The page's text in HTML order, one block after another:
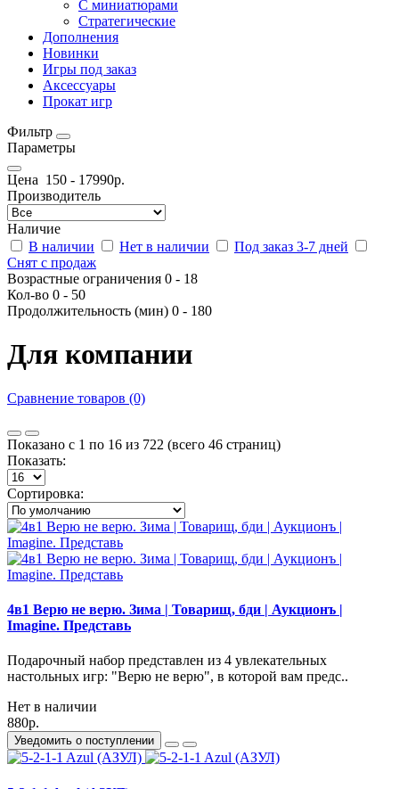
С миниатюрами
Стратегические
Дополнения
Новинки
Игры под заказ
Аксессуары
Прокат игр
Фильтр
Параметры
Цена 150 - 17990р.
Производитель
Наличие
В наличии
Нет в наличии
Под заказ 3-7 дней
Снят с продаж
Возрастные ограничения 0 - 18
Кол-во 0 - 50
Продолжительность (мин) 0 - 180
Для компании
Сравнение товаров (0)
Показано с 1 по 16 из 722 (всего 46 страниц)
Показать:
Сортировка:
4в1 Верю не верю. Зима | Товарищ, бди | Аукционъ |
Imagine. Представь
Подарочный набор представлен из 4 увлекательных
настольных игр: "Верю не верю", в которой вам предс..
Нет в наличии
880р.
Уведомить о поступлении